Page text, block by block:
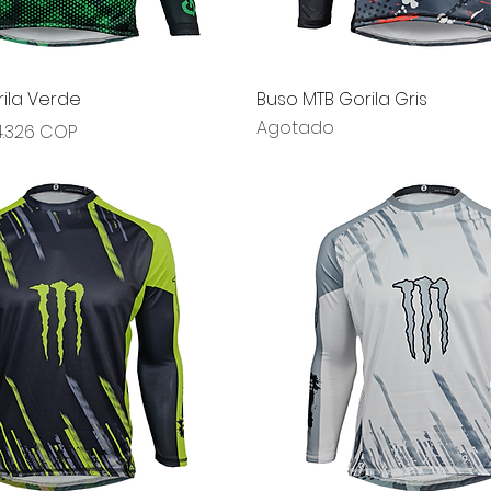
Vista rápida
Verde
COP
Vista rápida
Buso MTB Gorila Gris
Agotado